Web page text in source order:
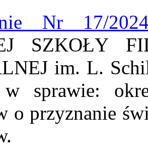
Nr 17/
SZKOŁY
im. L.
sprawie:
o przyznanie